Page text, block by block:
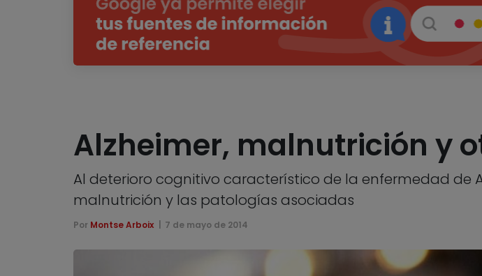
Alzheimer, malnutrición y
Al deterioro cognitivo característico de la enfermedad de
malnutrición y las patologías asociadas
Por Montse Arboix 7 de mayo de 2014